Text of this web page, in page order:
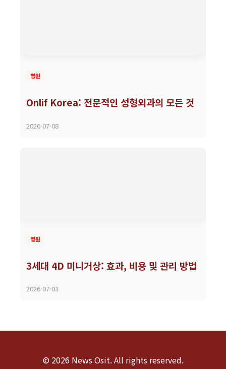
병원
Onlif Korea: 전문적인 성형외과의 모든 것
2026-07-08
병원
3세대 4D 미니거상: 효과, 비용 및 관리 방법
2026-07-03
© 2026 News Osit. All rights reserved.